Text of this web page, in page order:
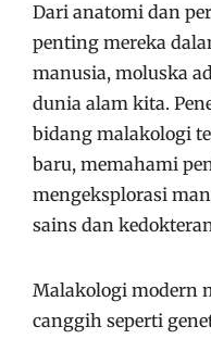
Dari anatomi dan
penting mereka
manusia, moluska
dunia alam kita.
bidang malakologi
baru, memahami
mengeksplorasi
sains dan
Malakologi modern
canggih seperti